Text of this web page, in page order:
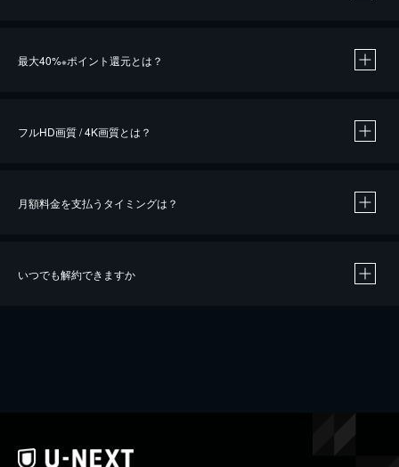
最大40%※ポイント還元とは？
※40％ポイント還元の対象は、クレジットカード決済による作品の購入 / レンタルです。
フルHD画質 / 4K画質とは？
月額料金を支払うタイミングは？
いつでも解約できますか